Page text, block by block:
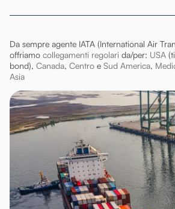
Da sempre agente IATA (International Air
offriamo collegamenti regolari da/per: USA
bond), Canada, Centro e Sud America,
Asia